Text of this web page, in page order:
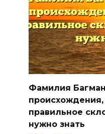
Фамилия
происхождения,
правильное
нужно знать